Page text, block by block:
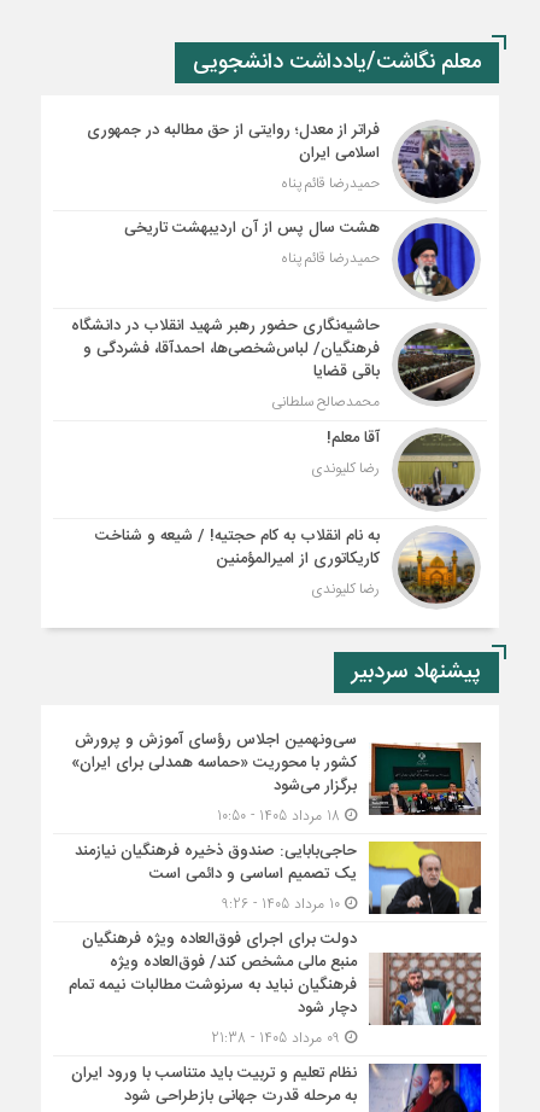
معلم نگاشت/یادداشت دانشجویی
فراتر از معدل؛ روایتی از حق مطالبه در جمهوری
اسلامی ایران
حمیدرضا قائم پناه
هشت سال پس از آن اردیبهشت تاریخی
حمیدرضا قائم پناه
حاشیه‌نگاری حضور رهبر شهید انقلاب در دانشگاه
فرهنگیان/ لباس‌شخصی‌ها، احمدآقا، فشردگی و
باقی قضایا
محمدصالح سلطانی
آقا معلم!
رضا کلیوندی
به نام انقلاب به کام حجتیه! / شیعه و شناخت
کاریکاتوری از امیرالمؤمنین
رضا کلیوندی
پیشنهاد سردبیر
سی‌ونهمین اجلاس رؤسای آموزش و پرورش
کشور با محوریت «حماسه همدلی برای ایران»
برگزار می‌شود
حاجی‌بابایی: صندوق ذخیره فرهنگیان نیازمند
یک تصمیم اساسی و دائمی است
10 مرداد 1405 - 9:26
دولت برای اجرای فوق‌العاده ویژه فرهنگیان
منبع مالی مشخص کند/ فوق‌العاده ویژه
فرهنگیان نباید به سرنوشت مطالبات نیمه‌ تمام
دچار شود
نظام تعلیم و تربیت باید متناسب با ورود ایران
به مرحله قدرت جهانی بازطراحی شود